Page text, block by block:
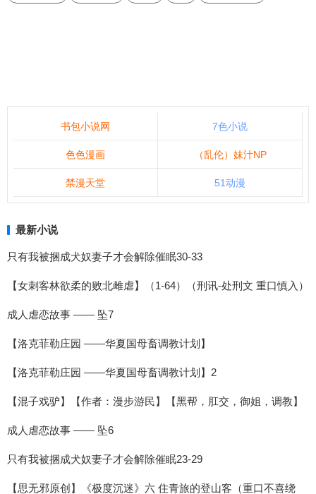
书包小说网 7色小说
色色漫画 （乱伦）妹汁NP
禁漫天堂 51动漫
最新小说
只有我被捆成犬奴妻子才会解除催眠30-33
【女刺客林欲柔的败北雌虐】（1-64）（刑讯-处刑文 重口慎入）
成人虐恋故事 —— 坠7
【洛克菲勒庄园 ——华夏国母畜调教计划】
【洛克菲勒庄园 ——华夏国母畜调教计划】2
【混子戏驴】【作者：漫步游民】【黑帮，肛交，御姐，调教】
成人虐恋故事 —— 坠6
只有我被捆成犬奴妻子才会解除催眠23-29
【思无邪原创】《极度沉迷》六 住青旅的登山客（重口不喜绕